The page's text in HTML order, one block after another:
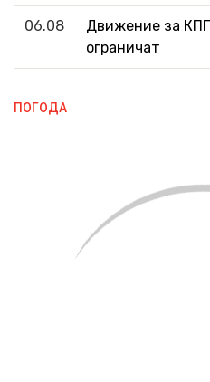
06.08
Движение за
ограничат
ПОГОДА